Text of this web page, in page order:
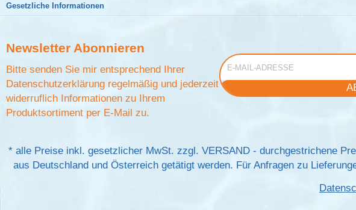
Gesetzliche Informationen
Newsletter Abonnieren
Bitte senden Sie mir entsprechend Ihrer
Datenschutzerklärung regelmäßig und jederzeit
widerruflich Informationen zu Ihrem
Produktsortiment per E-Mail zu.
E-Mail-Adresse
* alle Preise inkl. gesetzlicher MwSt. zzgl. VERSAND - durchgestrichene
aus Deutschland und Österreich getätigt werden. Für Anfragen zu